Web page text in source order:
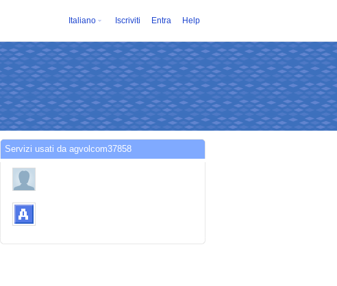
Italiano Iscriviti Entra Help
Servizi usati da agvolcom37858